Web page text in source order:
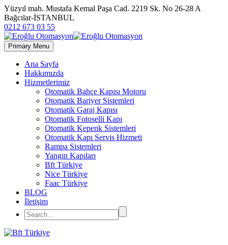
Yüzyıl mah. Mustafa Kemal Paşa Cad. 2219 Sk. No 26-28 A
Bağcılar-İSTANBUL
0212 673 03 55
Primary Menu
Ana Sayfa
Hakkımızda
Hizmetlerimiz
Otomatik Bahçe Kapısı Motoru
Otomatik Bariyer Sistemleri
Otomatik Garaj Kapısı
Otomatik Fotoselli Kapı
Otomatik Kepenk Sistemleri
Otomatik Kapı Servis Hizmeti
Rampa Sistemleri
Yangın Kapıları
Bft Türkiye
Nice Türkiye
Faac Türkiye
BLOG
İletişim